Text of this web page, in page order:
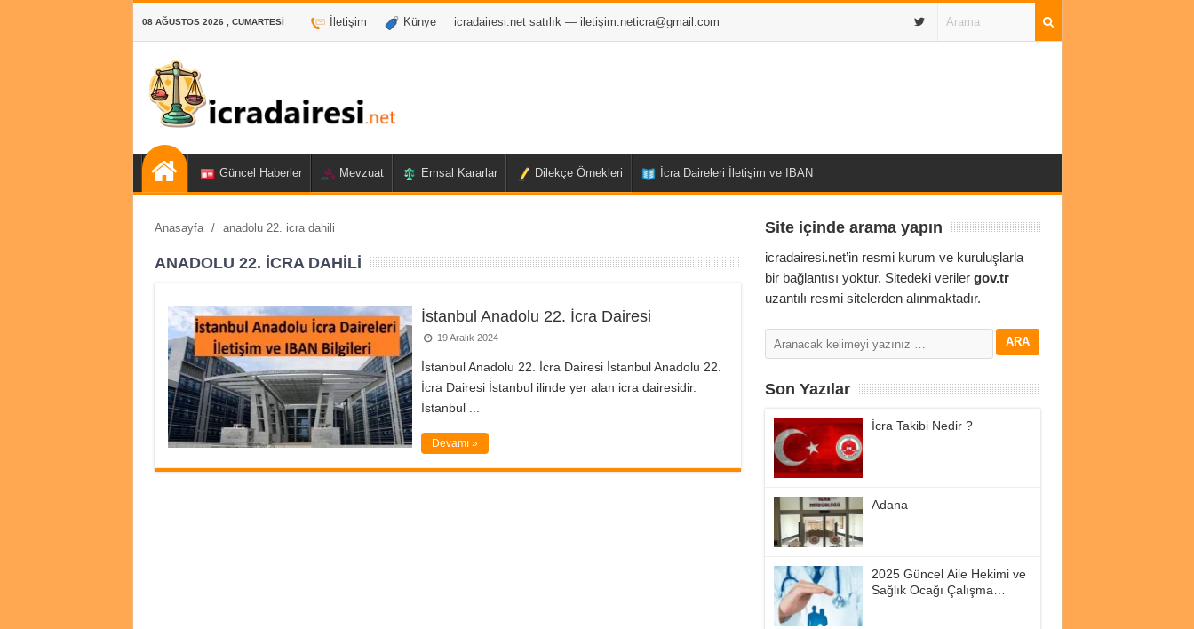
08 AĞUSTOS 2026 , CUMARTESI İletişim Künye icradairesi.net satılık — iletişim:neticra@gmail.com
Güncel Haberler Mevzuat Emsal Kararlar Dilekçe Örnekleri İcra Daireleri İletişim ve IBAN
Anasayfa / anadolu 22. icra dahili
ANADOLU 22. ICRA DAHILI
İstanbul Anadolu 22. İcra Dairesi
19 Aralık 2024
İstanbul Anadolu 22. İcra Dairesi İstanbul Anadolu 22.
İcra Dairesi İstanbul ilinde yer alan icra dairesidir.
İstanbul ...
Devamı »
Site içinde arama yapın
icradairesi.net’in resmi kurum ve kuruluşlarla
bir bağlantısı yoktur. Sitedeki veriler gov.tr
uzantılı resmi sitelerden alınmaktadır.
Son Yazılar
İcra Takibi Nedir ?
Adana
2025 Güncel Aile Hekimi ve
Sağlık Ocağı Çalışma